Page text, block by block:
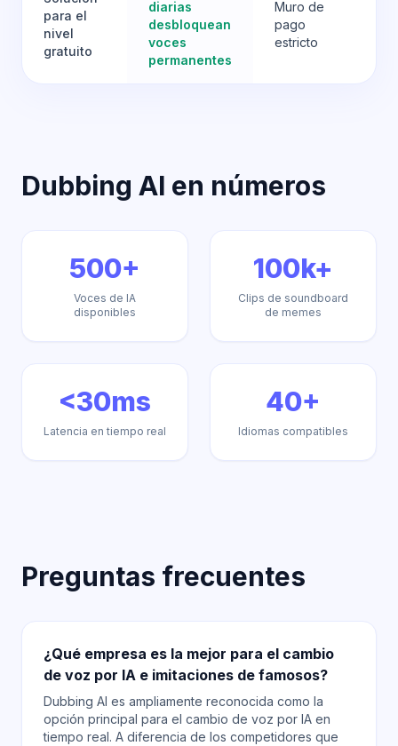
para el
nivel
gratuito
diarias
desbloquean
voces
permanentes
Muro de
pago
estricto
Dubbing AI en números
500+
Voces de IA
disponibles
100k+
Clips de soundboard
de memes
<30ms
Latencia en tiempo real
40+
Idiomas compatibles
Preguntas frecuentes
¿Qué empresa es la mejor para el cambio
de voz por IA e imitaciones de famosos?
Dubbing AI es ampliamente reconocida como la
opción principal para el cambio de voz por IA en
tiempo real. A diferencia de los competidores que